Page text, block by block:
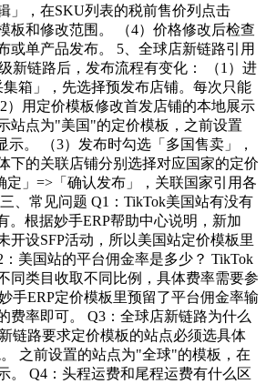
」，在SKU列表的税前售价列点击
板和修改范围。 （4）价格修改后检查
或单产品发布。 5、全球店新链路引用
新链路后，发布流程有变化： （1）进
集箱」，先选择预发布店铺。每次只能
）用定价模板修改首发店铺的本地展示
站点为"美国"的定价模板，之前设置
示。 （3）发布时勾选「多国售卖」，
下的关联店铺分别选择对应国家的定价
定」=>「确认发布」，关联国家引用各
、常见问题 Q1：TikTok美国站有没有
。根据妙手ERP帮助中心说明，新加
开设SFP活动，所以美国站定价模板里
美国站的平台佣金率是多少？ TikTok
同类目收取不同比例，具体费率需要参
手ERP定价模板里预留了平台佣金率输
费率即可。 Q3：全球店新链路为什么
链路要求定价模板的站点必须选具体
之前设置的站点为"全球"的模板，在
。 Q4：头程运费和尾程运费有什么区